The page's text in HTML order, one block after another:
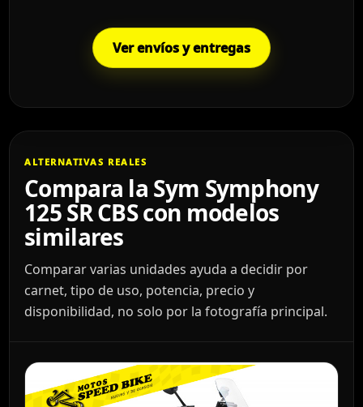
Ver envíos y entregas
ALTERNATIVAS REALES
Compara la Sym Symphony
125 SR CBS con modelos
similares
Comparar varias unidades ayuda a decidir por
carnet, tipo de uso, potencia, precio y
disponibilidad, no solo por la fotografía principal.